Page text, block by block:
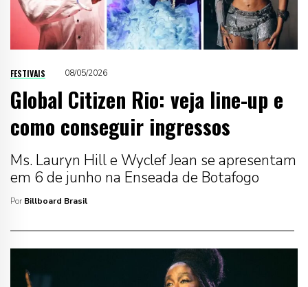
FESTIVAIS 08/05/2026
Global Citizen Rio: veja line-up e
como conseguir ingressos
Ms. Lauryn Hill e Wyclef Jean se apresentam
em 6 de junho na Enseada de Botafogo
Por Billboard Brasil